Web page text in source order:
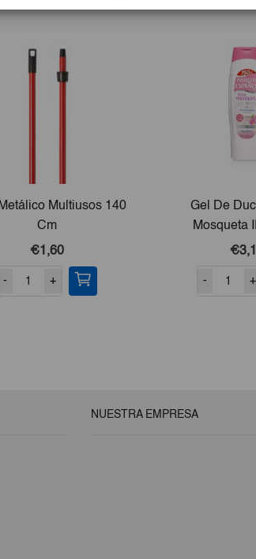
Multiusos 140
Cm
€1,60
- +
Gel De
Mosqueta
- +
NUESTRA EMPRESA